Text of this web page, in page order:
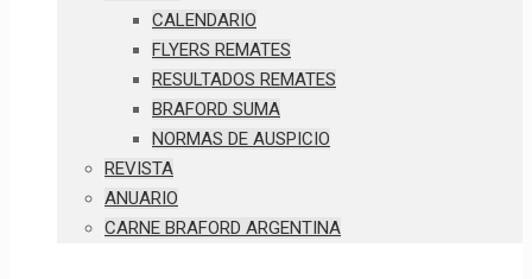
CALENDARIO
FLYERS REMATES
RESULTADOS REMATES
BRAFORD SUMA
NORMAS DE AUSPICIO
REVISTA
ANUARIO
CARNE BRAFORD ARGENTINA